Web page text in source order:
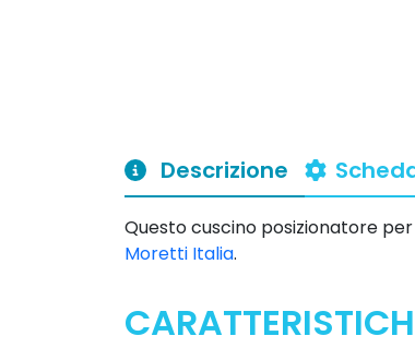
Descrizione
Questo cuscino posizionatore
Moretti Italia.